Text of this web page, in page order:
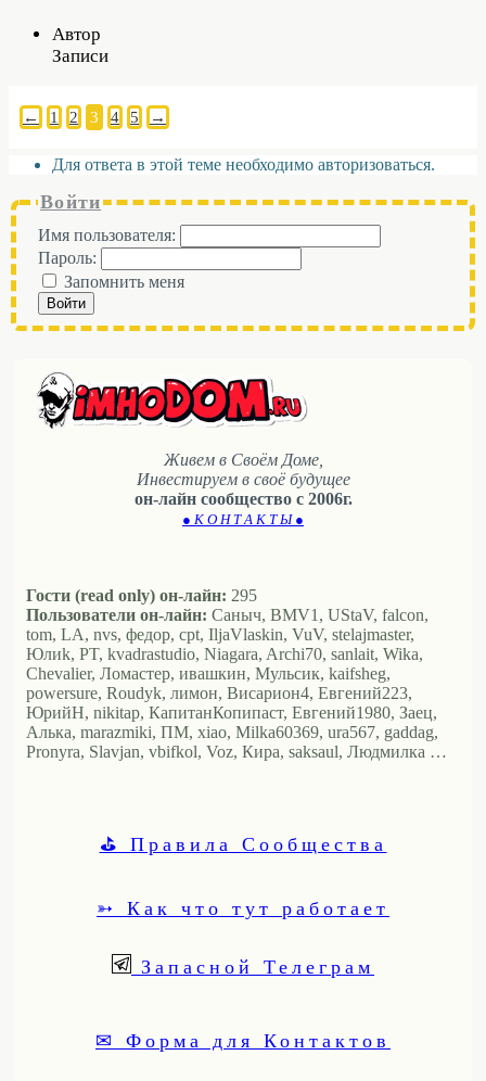
Автор
Записи
← 1 2 3 4 5 →
Для ответа в этой теме необходимо авторизоваться.
Войти
Имя пользователя:
Пароль:
Запомнить меня
Войти
Живем в Своём Доме,
Инвестируем в своё будущее
он-лайн сообщество с 2006г.
● К О Н Т А К Т Ы ●
Гости (read only) он-лайн: 295
Пользователи он-лайн: Саныч, BMV1, UStaV, falcon,
tom, LA, nvs, федор, cpt, IljaVlaskin, VuV, stelajmaster,
Юлиk, PT, kvadrastudio, Niagara, Archi70, sanlait, Wika,
Chevalier, Ломастер, ивашкин, Мульсик, kaifsheg,
powersure, Roudyk, лимон, Висариoн4, Евгений223,
ЮрийН, nikitap, КапитанКопипаст, Евгений1980, Заец,
Алька, marazmiki, ПМ, xiao, Milka60369, ura567, gaddag,
Pronyra, Slavjan, vbifkol, Voz, Кира, saksaul, Людмилка …
⛳ Правила Сообщества
➳ Как что тут работает
Запасной Телеграм
✉ Форма для Контактов